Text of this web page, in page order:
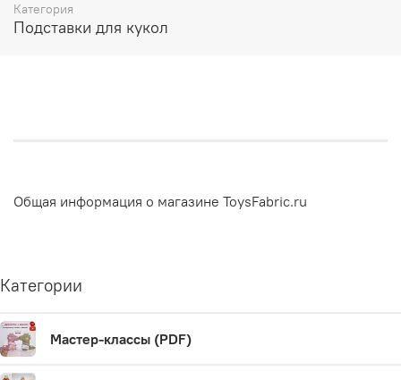
куклы или подмышками
Если необходимой высоты держателя нет в вариантах
Категория
Подставки для кукол
Общая информация о магазине ToysFabric.ru
Категории
Мастер-классы (PDF)